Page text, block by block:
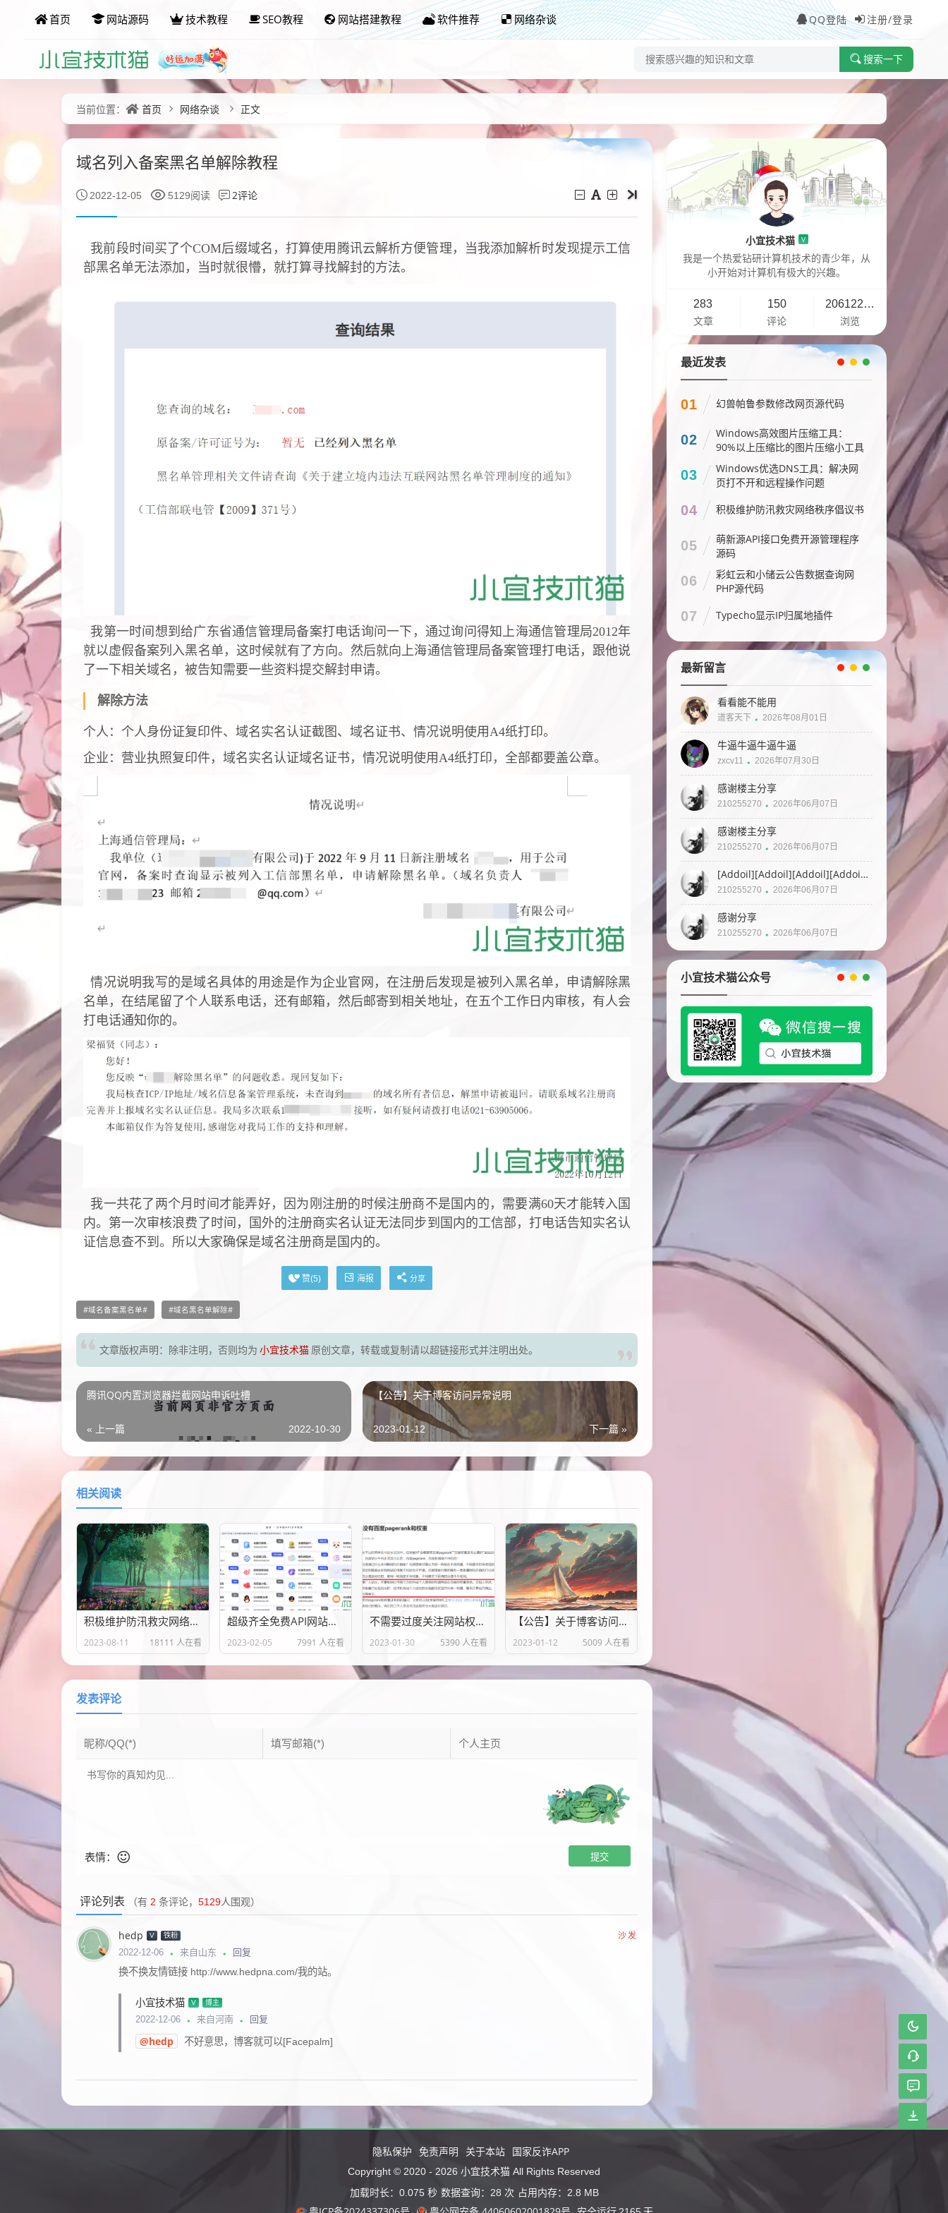
首页 网站源码 技术教程 SEO教程 网站搭建教程 软件推荐 网络杂谈 QQ登陆 注册/登录
搜索一下
当前位置： 首页 网络杂谈 正文
域名列入备案黑名单解除教程
2022-12-05 5129阅读 2评论
我前段时间买了个COM后缀域名，打算使用腾讯云解析方便管理，当我添加解析时发现提示工信
部黑名单无法添加，当时就很懵，就打算寻找解封的方法。
我第一时间想到给广东省通信管理局备案打电话询问一下，通过询问得知上海通信管理局2012年
就以虚假备案列入黑名单，这时候就有了方向。然后就向上海通信管理局备案管理打电话，跟他说
了一下相关域名，被告知需要一些资料提交解封申请。
解除方法
个人：个人身份证复印件、域名实名认证截图、域名证书、情况说明使用A4纸打印。
企业：营业执照复印件，域名实名认证域名证书，情况说明使用A4纸打印，全部都要盖公章。
情况说明我写的是域名具体的用途是作为企业官网，在注册后发现是被列入黑名单，申请解除黑
名单，在结尾留了个人联系电话，还有邮箱，然后邮寄到相关地址，在五个工作日内审核，有人会
打电话通知你的。
我一共花了两个月时间才能弄好，因为刚注册的时候注册商不是国内的，需要满60天才能转入国
内。第一次审核浪费了时间，国外的注册商实名认证无法同步到国内的工信部，打电话告知实名认
证信息查不到。所以大家确保是域名注册商是国内的。
赞(5) 海报 分享
域名备案黑名单 域名黑名单解除
文章版权声明：除非注明，否则均为 小宜技术猫 原创文章，转载或复制请以超链接形式并注明出处。
腾讯QQ内置浏览器拦截网站申诉吐槽
« 上一篇 2022-10-30
【公告】关于博客访问异常说明
下一篇 »
2023-01-12
相关阅读
积极维护防汛救灾网络秩序倡议书
2023-08-11 18111 人在看
超级齐全免费API网站推荐
2023-02-05 7991 人在看
不需要过度关注网站权重，内容质量才是重点
2023-01-30 5390 人在看
【公告】关于博客访问异常说明
2023-01-12 5009 人在看
发表评论
表情：
评论列表 （有 2 条评论， 5129人围观）
hedp V 铁粉 沙发
2022-12-06 来自山东 回复
换不换友情链接 http://www.hedpna.com/我的站。
小宜技术猫 V 博主
2022-12-06 来自河南 回复
@hedp 不好意思，博客就可以[Facepalm]
小宜技术猫 V
我是一个热爱钻研计算机技术的青少年，从
小开始对计算机有极大的兴趣。
283
文章
150
评论
20612296
浏览
最近发表
01 幻兽帕鲁参数修改网页源代码
02
Windows高效图片压缩工具：
90%以上压缩比的图片压缩小工具
03
Windows优选DNS工具：解决网
页打不开和远程操作问题
04 积极维护防汛救灾网络秩序倡议书
05
萌新源API接口免费开源管理程序
源码
06
彩虹云和小储云公告数据查询网
PHP源代码
07 Typecho显示IP归属地插件
最新留言
看看能不能用
道客天下 2026年08月01日
牛逼牛逼牛逼牛逼
zxcv11 2026年07月30日
感谢楼主分享
210255270 2026年06月07日
感谢楼主分享
210255270 2026年06月07日
[Addoil][Addoil][Addoil][Addoil]
[Applause]
210255270 2026年06月07日
感谢分享
210255270 2026年06月07日
小宜技术猫公众号
隐私保护 免责声明 关于本站 国家反诈APP
Copyright © 2020 - 2026 小宜技术猫 All Rights Reserved
加载时长：0.075 秒 数据查询：28 次 占用内存：2.8 MB